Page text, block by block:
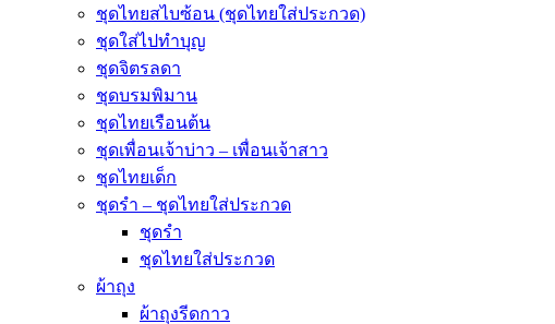
ชุดไทยสไบซ้อน (ชุดไทยใส่ประกวด)
ชุดใส่ไปทำบุญ
ชุดจิตรลดา
ชุดบรมพิมาน
ชุดไทยเรือนต้น
ชุดเพื่อนเจ้าบ่าว – เพื่อนเจ้าสาว
ชุดไทยเด็ก
ชุดรำ – ชุดไทยใส่ประกวด
ชุดรำ
ชุดไทยใส่ประกวด
ผ้าถุง
ผ้าถุงรีดกาว